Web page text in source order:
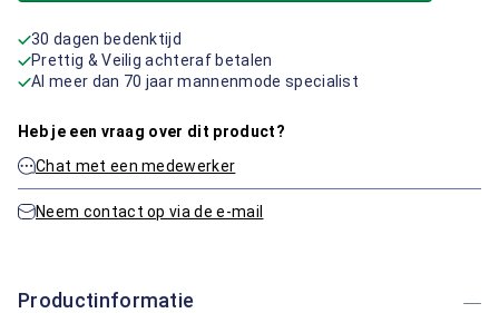
30 dagen bedenktijd
Prettig & Veilig achteraf betalen
Al meer dan 70 jaar mannenmode specialist
Heb je een vraag over dit product?
Chat met een medewerker
Neem contact op via de e-mail
Productinformatie